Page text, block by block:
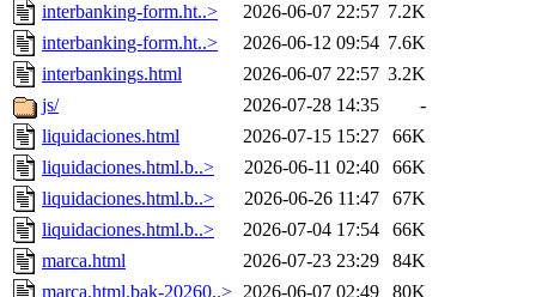
interbanking-form.ht..>
2026-06-07 22:57 7.2K
interbanking-form.ht..>
2026-06-12 09:54 7.6K
interbankings.html
2026-06-07 22:57 3.2K
js/
2026-07-28 14:35
-
liquidaciones.html
2026-07-15 15:27
66K
liquidaciones.html.b..>
2026-06-11 02:40
66K
liquidaciones.html.b..>
2026-06-26 11:47
67K
liquidaciones.html.b..>
2026-07-04 17:54
66K
marca.html
2026-07-23 23:29
84K
marca.html.bak-20260..> 2026-06-07 02:49
80K